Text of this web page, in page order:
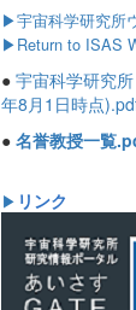
▶宇宙科学研究所
▶Return to ISAS
● 宇宙科学研究
年8月1日時点
● 名誉教授一覧
▶ リンク